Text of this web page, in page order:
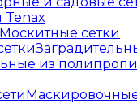
Tenax
Москитные сетки